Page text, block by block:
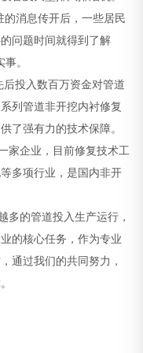
的消息传开后，一些居民
问题时间就得到了解
。
投入数百万资金对管道
列管道非开挖内衬修复
了强有力的技术保障。
企业，目前修复技术工
多项行业，是国内非开
的管道投入生产运行，
的核心任务，作为专业
通过我们的共同努力，